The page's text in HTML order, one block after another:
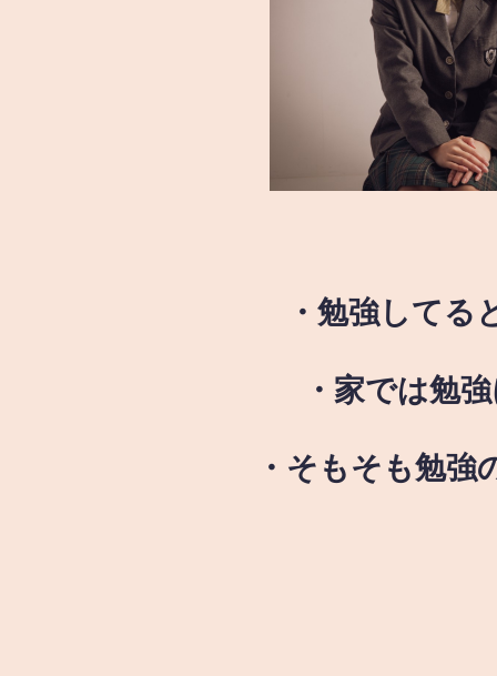
・勉強して
・家では勉
・そもそも勉